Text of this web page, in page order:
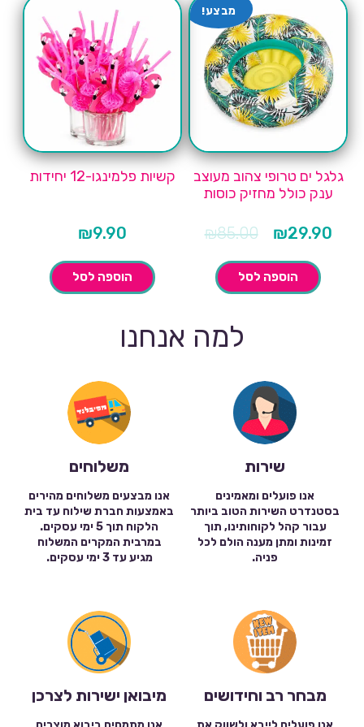
מבצע!
גלגל ים טרופי צהוב מעוצב
ענק כולל מחזיק כוסות
₪85.00
המחיר
המקורי
₪85.00.
₪29.90המחיר
הוספה לסל
קשיות פלמינגו-12 יחידות
₪9.90
הוספה לסל
למה אנחנו
שירות
אנו פועלים ומאמינים
בסטנדרט השירות הטוב ביותר
עבור קהל לקוחותינו, תוך
זמינות ומתן מענה הולם לכל
פניה.
משלוחים
אנו מבצעים משלוחים מהירים
באמצעות חברת שילוח עד בית
הלקוח תוך 5 ימי עסקים.
במרבית המקרים המשלוח
מגיע עד 3 ימי עסקים.
מבחר רב וחידושים מיבואן ישירות לצרכן